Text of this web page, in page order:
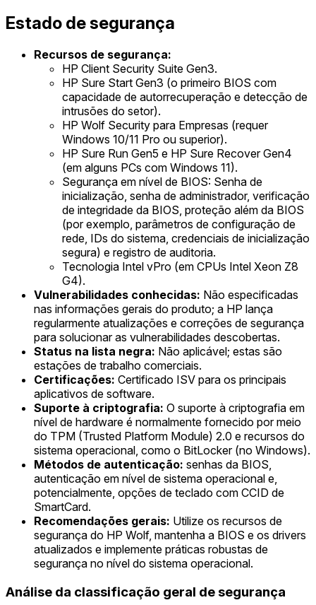
Estado de segurança
Recursos de segurança:
HP Client Security Suite Gen3.
HP Sure Start Gen3 (o primeiro BIOS com
capacidade de autorrecuperação e detecção de
intrusões do setor).
HP Wolf Security para Empresas (requer
Windows 10/11 Pro ou superior).
HP Sure Run Gen5 e HP Sure Recover Gen4
(em alguns PCs com Windows 11).
Segurança em nível de BIOS: Senha de
inicialização, senha de administrador, verificação
de integridade da BIOS, proteção além da BIOS
(por exemplo, parâmetros de configuração de
rede, IDs do sistema, credenciais de inicialização
segura) e registro de auditoria.
Tecnologia Intel vPro (em CPUs Intel Xeon Z8
G4).
Vulnerabilidades conhecidas: Não especificadas
nas informações gerais do produto; a HP lança
regularmente atualizações e correções de segurança
para solucionar as vulnerabilidades descobertas.
Status na lista negra: Não aplicável; estas são
estações de trabalho comerciais.
Certificações: Certificado ISV para os principais
aplicativos de software.
Suporte à criptografia: O suporte à criptografia em
nível de hardware é normalmente fornecido por meio
do TPM (Trusted Platform Module) 2.0 e recursos do
sistema operacional, como o BitLocker (no Windows).
Métodos de autenticação: senhas da BIOS,
autenticação em nível de sistema operacional e,
potencialmente, opções de teclado com CCID de
SmartCard.
Recomendações gerais: Utilize os recursos de
segurança do HP Wolf, mantenha a BIOS e os drivers
atualizados e implemente práticas robustas de
segurança no nível do sistema operacional.
Análise da classificação geral de segurança